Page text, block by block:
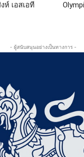
เอสเอที
- ผู้สนับสนุนอย่างเป็นทางการ -